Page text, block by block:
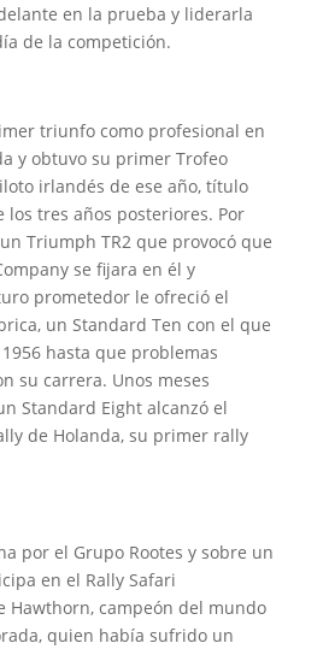
en la prueba y liderarla
de la competición.
triunfo como profesional en
y obtuvo su primer Trofeo
irlandés de ese año, título
tres años posteriores. Por
Triumph TR2 que provocó que
se fijara en él y
prometedor le ofreció el
un Standard Ten con el que
hasta que problemas
su carrera. Unos meses
Standard Eight alcanzó el
de Holanda, su primer rally
por el Grupo Rootes y sobre un
en el Rally Safari
Hawthorn, campeón del mundo
quien había sufrido un